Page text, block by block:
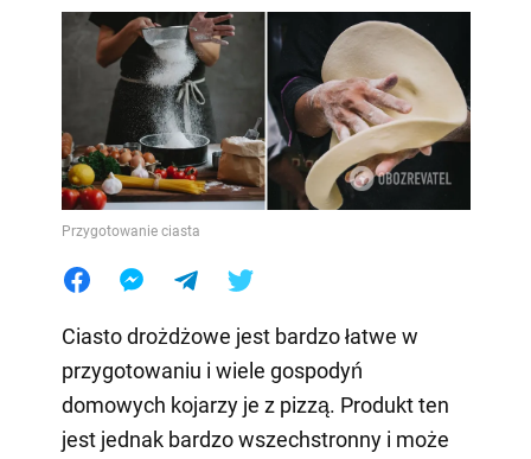
Przygotowanie ciasta
Ciasto drożdżowe jest bardzo łatwe w
przygotowaniu i wiele gospodyń
domowych kojarzy je z pizzą. Produkt ten
jest jednak bardzo wszechstronny i może